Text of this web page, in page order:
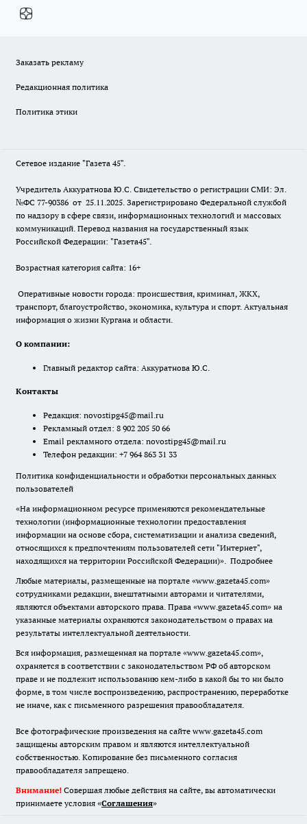
Заказать рекламу
Редакционная политика
Политика этики
Сетевое издание "Газета 45".
Учредитель Аккуратнова Ю.С. Свидетельство о регистрации СМИ: Эл.
№ФС 77-90386 от 25.11.2025. Зарегистрировано Федеральной службой
по надзору в сфере связи, информационных технологий и массовых
коммуникаций. Перевод названия на государственный язык
Российской Федерации: "Газета45".
Возрастная категория сайта: 16+
Оперативные новости города: происшествия, криминал, ЖКХ,
транспорт, благоустройство, экономика, культура и спорт. Актуальная
информация о жизни Кургана и области.
О компании:
Главный редактор сайта: Аккуратнова Ю.С.
Контакты
Редакция: novostipg45@mail.ru
Рекламный отдел: 8 902 205 50 66
Email рекламного отдела: novostipg45@mail.ru
Телефон редакции: +7 964 863 31 33
Политика конфиденциальности и обработки персональных данных
пользователей
«На информационном ресурсе применяются рекомендательные
технологии (информационные технологии предоставления
информации на основе сбора, систематизации и анализа сведений,
относящихся к предпочтениям пользователей сети "Интернет",
находящихся на территории Российской Федерации)». Подробнее
Любые материалы, размещенные на портале «www.gazeta45.com»
сотрудниками редакции, внештатными авторами и читателями,
являются объектами авторского права. Права «www.gazeta45.com» на
указанные материалы охраняются законодательством о правах на
результаты интеллектуальной деятельности.
Вся информация, размещенная на портале «www.gazeta45.com»,
охраняется в соответствии с законодательством РФ об авторском
праве и не подлежит использованию кем-либо в какой бы то ни было
форме, в том числе воспроизведению, распространению, переработке
не иначе, как с письменного разрешения правообладателя.
Все фотографические произведения на сайте www.gazeta45.com
защищены авторским правом и являются интеллектуальной
собственностью. Копирование без письменного согласия
правообладателя запрещено.
Внимание! Совершая любые действия на сайте, вы автоматически
принимаете условия «Cоглашения»